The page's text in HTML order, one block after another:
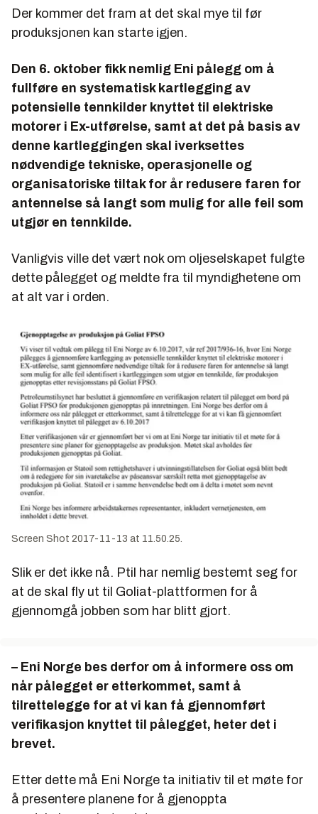
Der kommer det fram at det skal mye til før
produksjonen kan starte igjen.
Den 6. oktober fikk nemlig Eni pålegg om å
fullføre en systematisk kartlegging av
potensielle tennkilder knyttet til elektriske
motorer i Ex-utførelse, samt at det på basis av
denne kartleggingen skal iverksettes
nødvendige tekniske, operasjonelle og
organisatoriske tiltak for år redusere faren for
antennelse så langt som mulig for alle feil som
utgjør en tennkilde.
Vanligvis ville det vært nok om oljeselskapet fulgte
dette pålegget og meldte fra til myndighetene om
at alt var i orden.
Screen Shot 2017-11-13 at 11.50.25.
Slik er det ikke nå. Ptil har nemlig bestemt seg for
at de skal fly ut til Goliat-plattformen for å
gjennomgå jobben som har blitt gjort.
– Eni Norge bes derfor om å informere oss om
når pålegget er etterkommet, samt å
tilrettelegge for at vi kan få gjennomført
verifikasjon knyttet til pålegget, heter det i
brevet.
Etter dette må Eni Norge ta initiativ til et møte for
å presentere planene for å gjenoppta